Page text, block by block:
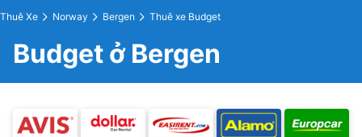
Thuê Xe Norway Bergen Thuê xe Budget
Budget ở Bergen